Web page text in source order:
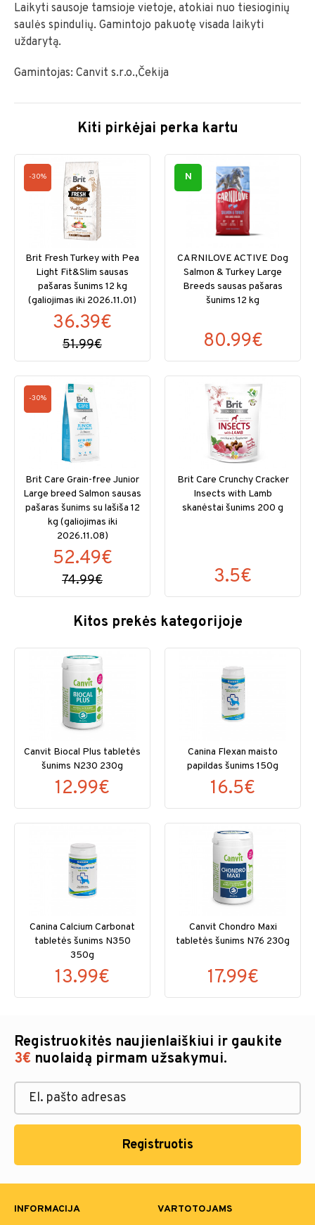
Laikyti sausoje tamsioje vietoje, atokiai nuo tiesioginių
saulės spindulių. Gamintojo pakuotę visada laikyti
uždarytą.
Gamintojas: Canvit s.r.o.,Čekija
Kiti pirkėjai perka kartu
-30%
Brit Fresh Turkey with Pea
Light Fit&Slim sausas
pašaras šunims 12 kg
(galiojimas iki 2026.11.01)
36.39€
51.99€
N
CARNILOVE ACTIVE Dog
Salmon & Turkey Large
Breeds sausas pašaras
šunims 12 kg
80.99€
-30%
Brit Care Grain-free Junior
Large breed Salmon sausas
pašaras šunims su lašiša 12
kg (galiojimas iki
2026.11.08)
52.49€
74.99€
Brit Care Crunchy Cracker
Insects with Lamb
skanėstai šunims 200 g
3.5€
Kitos prekės kategorijoje
Canvit Biocal Plus tabletės
šunims N230 230g
12.99€
Canina Flexan maisto
papildas šunims 150g
16.5€
Canina Calcium Carbonat
tabletės šunims N350
350g
13.99€
Canvit Chondro Maxi
tabletės šunims N76 230g
17.99€
Registruokitės naujienlaiškiui ir gaukite
3€ nuolaidą pirmam užsakymui.
Registruotis
INFORMACIJA VARTOTOJAMS